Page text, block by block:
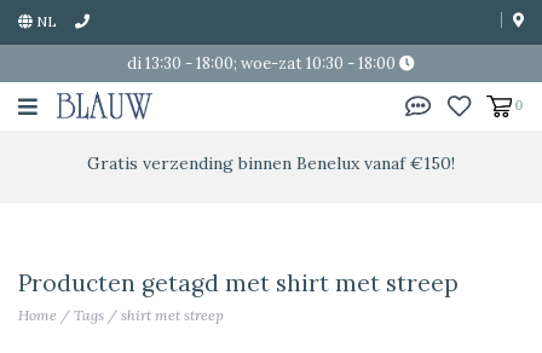
NL
di 13:30 - 18:00; woe-zat 10:30 - 18:00
0
Gratis verzending binnen Benelux vanaf €150!
Producten getagd met shirt met streep
Home / Tags / shirt met streep